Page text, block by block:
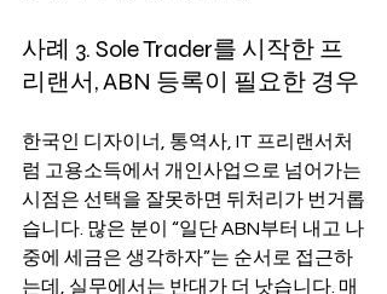
사례 3. Sole Trader를 시작한 프
리랜서, ABN 등록이 필요한 경우
한국인 디자이너, 통역사, IT 프리랜서처
럼 고용소득에서 개인사업으로 넘어가는
시점은 선택을 잘못하면 뒤처리가 번거롭
습니다. 많은 분이 “일단 ABN부터 내고 나
중에 세금은 생각하자”는 순서로 접근하
는데, 실무에서는 반대가 더 낫습니다. 매